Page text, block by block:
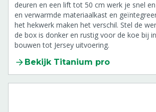
deuren en een lift tot 50 cm werk je snel
en verwarmde materiaalkast en
het hekwerk maken het verschil. Stel de
de box is donker en rustig voor de koe bij
bouwen tot Jersey uitvoering.
Bekijk Titanium pro